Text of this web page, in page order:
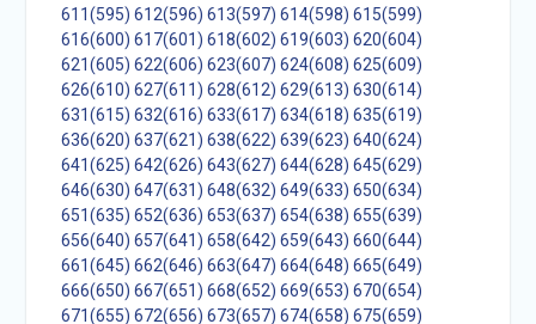
611(595) 612(596) 613(597) 614(598) 615(599)
616(600) 617(601) 618(602) 619(603) 620(604)
621(605) 622(606) 623(607) 624(608) 625(609)
626(610) 627(611) 628(612) 629(613) 630(614)
631(615) 632(616) 633(617) 634(618) 635(619)
636(620) 637(621) 638(622) 639(623) 640(624)
641(625) 642(626) 643(627) 644(628) 645(629)
646(630) 647(631) 648(632) 649(633) 650(634)
651(635) 652(636) 653(637) 654(638) 655(639)
656(640) 657(641) 658(642) 659(643) 660(644)
661(645) 662(646) 663(647) 664(648) 665(649)
666(650) 667(651) 668(652) 669(653) 670(654)
671(655) 672(656) 673(657) 674(658) 675(659)